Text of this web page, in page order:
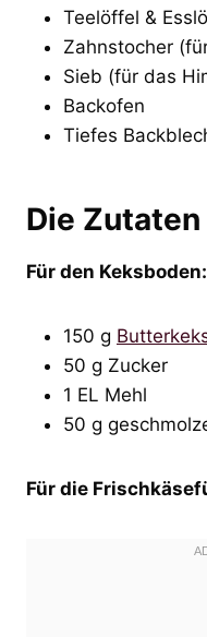
Teelöffel &
Zahnstocher
Sieb (für das
Backofen
Tiefes
Die Zutaten
Für den Keksboden:
150 g
50 g Zucker
1 EL Mehl
50 g
Für die